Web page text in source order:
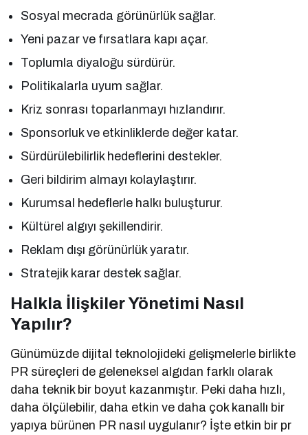
Sosyal mecrada görünürlük sağlar.
Yeni pazar ve fırsatlara kapı açar.
Toplumla diyaloğu sürdürür.
Politikalarla uyum sağlar.
Kriz sonrası toparlanmayı hızlandırır.
Sponsorluk ve etkinliklerde değer katar.
Sürdürülebilirlik hedeflerini destekler.
Geri bildirim almayı kolaylaştırır.
Kurumsal hedeflerle halkı buluşturur.
Kültürel algıyı şekillendirir.
Reklam dışı görünürlük yaratır.
Stratejik karar destek sağlar.
Halkla İlişkiler Yönetimi Nasıl
Yapılır?
Günümüzde dijital teknolojideki gelişmelerle birlikte
PR süreçleri de geleneksel algıdan farklı olarak
daha teknik bir boyut kazanmıştır. Peki daha hızlı,
daha ölçülebilir, daha etkin ve daha çok kanallı bir
yapıya bürünen PR nasıl uygulanır? İşte etkin bir pr